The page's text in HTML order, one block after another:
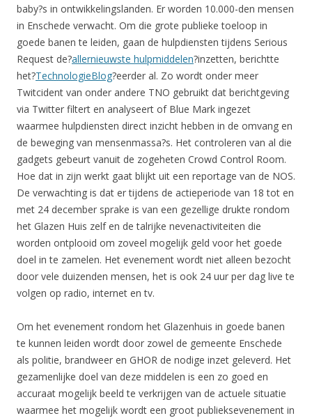
baby?s in ontwikkelingslanden. Er worden 10.000-den mensen
in Enschede verwacht. Om die grote publieke toeloop in
goede banen te leiden, gaan de hulpdiensten tijdens Serious
Request de?allernieuwste hulpmiddelen?inzetten, berichtte
het?TechnologieBlog?eerder al. Zo wordt onder meer
Twitcident van onder andere TNO gebruikt dat berichtgeving
via Twitter filtert en analyseert of Blue Mark ingezet
waarmee hulpdiensten direct inzicht hebben in de omvang en
de beweging van mensenmassa?s. Het controleren van al die
gadgets gebeurt vanuit de zogeheten Crowd Control Room.
Hoe dat in zijn werkt gaat blijkt uit een reportage van de NOS.
De verwachting is dat er tijdens de actieperiode van 18 tot en
met 24 december sprake is van een gezellige drukte rondom
het Glazen Huis zelf en de talrijke nevenactiviteiten die
worden ontplooid om zoveel mogelijk geld voor het goede
doel in te zamelen. Het evenement wordt niet alleen bezocht
door vele duizenden mensen, het is ook 24 uur per dag live te
volgen op radio, internet en tv.
Om het evenement rondom het Glazenhuis in goede banen
te kunnen leiden wordt door zowel de gemeente Enschede
als politie, brandweer en GHOR de nodige inzet geleverd. Het
gezamenlijke doel van deze middelen is een zo goed en
accuraat mogelijk beeld te verkrijgen van de actuele situatie
waarmee het mogelijk wordt een groot publieksevenement in